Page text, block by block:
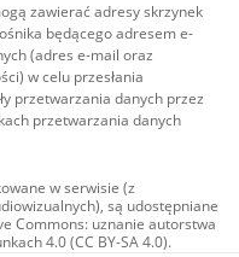
zawierać adresy skrzynek
będącego adresem e-
(adres e-mail oraz
w celu przesłania
przetwarzania danych przez
przetwarzania danych
w serwisie (z
są udostępniane
Commons: uznanie autorstwa
4.0 (CC BY-SA 4.0).